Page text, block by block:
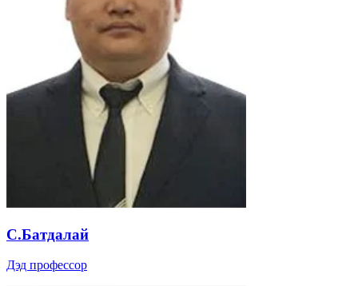
С.Батдалай
Дэд профессор